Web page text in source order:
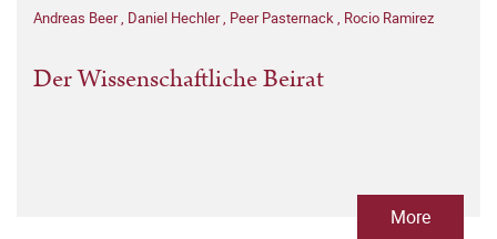
Andreas Beer, Daniel Hechler, Peer Pasternack, Rocio Ramirez
Der Wissenschaftliche Beirat
More